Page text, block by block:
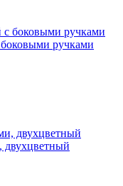
ручками
двухцветный